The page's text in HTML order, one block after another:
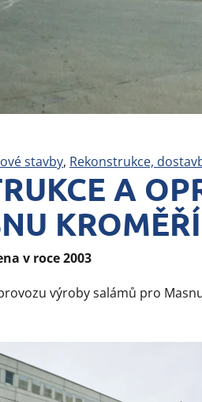
stavby, Rekonstrukce,
A
v roce 2003
výroby salámů pro